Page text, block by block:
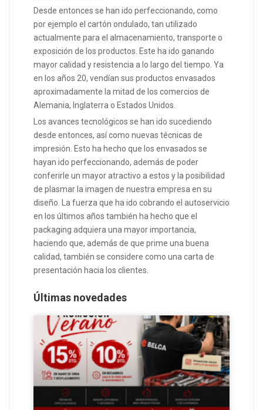
Desde entonces se han ido perfeccionando, como
por ejemplo el cartón ondulado, tan utilizado
actualmente para el almacenamiento, transporte o
exposición de los productos. Este ha ido ganando
mayor calidad y resistencia a lo largo del tiempo. Ya
en los años 20, vendían sus productos envasados
aproximadamente la mitad de los comercios de
Alemania, Inglaterra o Estados Unidos.
Los avances tecnológicos se han ido sucediendo
desde entonces, así como nuevas técnicas de
impresión. Esto ha hecho que los envasados se
hayan ido perfeccionando, además de poder
conferirle un mayor atractivo a estos y la posibilidad
de plasmar la imagen de nuestra empresa en su
diseño. La fuerza que ha ido cobrando el autoservicio
en los últimos años también ha hecho que el
packaging adquiera una mayor importancia,
haciendo que, además de que prime una buena
calidad, también se considere como una carta de
presentación hacia los clientes.
Últimas novedades